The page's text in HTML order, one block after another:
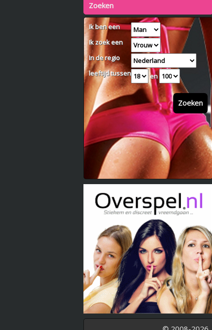
Zoeken
Ik ben een
Ik zoek een
In de regio
leeftijd tussen
en
Zoeken